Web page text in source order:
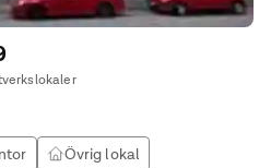
Övrig lokal